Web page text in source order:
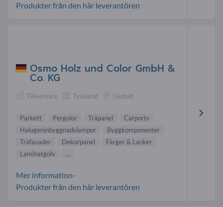
Produkter från den här leverantören
Osmo Holz und Color GmbH &
Co. KG
Tillverkare Tyskland Globalt
Parkett Pergolor Träpanel
Carports
Halogeninbyggnadslampor
Byggkomponenter
Träfasader
Dekorpanel
Färger & Lacker
Laminatgolv
...
Mer information-
Produkter från den här leverantören